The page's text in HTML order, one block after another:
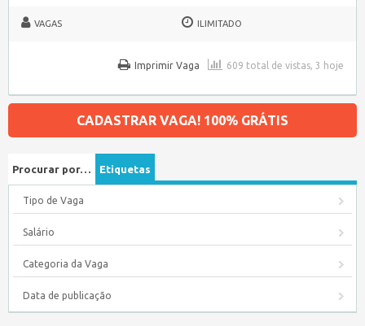
VAGAS ILIMITADO
609 total de vistas, 3 hoje
Imprimir Vaga
CADASTRAR VAGA! 100% GRÁTIS
Procurar por… Etiquetas
Tipo de Vaga
Salário
Categoria da Vaga
Data de publicação